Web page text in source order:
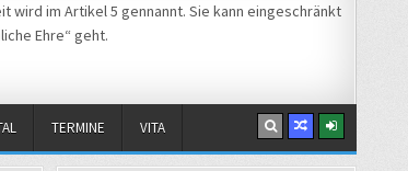
im Artikel 5 gennannt. Sie kann eingeschränkt
Ehre“ geht.
TERMINE VITA